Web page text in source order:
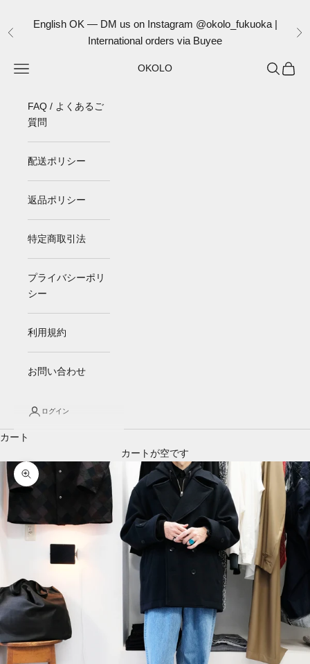
前へ
English OK — DM us on Instagram @okolo_fukuoka |
International orders via Buyee
OKOLO
メニュー 検索カート
FAQ / よくあるご
質問
配送ポリシー
返品ポリシー
特定商取引法
プライバシーポリ
シー
利用規約
お問い合わせ
ログイン
カート
カートが空です
ズームイン